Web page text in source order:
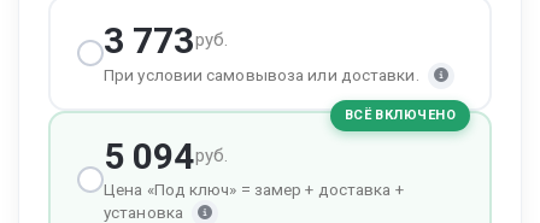
3 773руб.
При условии самовывоза или доставки.
ВСЁ ВКЛЮЧЕНО
5 094руб.
Цена «Под ключ» = замер + доставка +
установка